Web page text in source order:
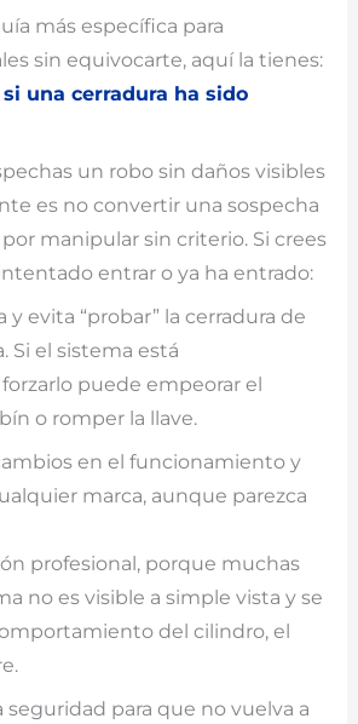
más específica para
sin equivocarte, aquí la tienes:
una cerradura ha sido
un robo sin daños visibles
es no convertir una sospecha
manipular sin criterio. Si crees
entrar o ya ha entrado:
evita “probar” la cerradura de
Si el sistema está
puede empeorar el
o romper la llave.
en el funcionamiento y
marca, aunque parezca
profesional, porque muchas
no es visible a simple vista y se
del cilindro, el
seguridad para que no vuelva a